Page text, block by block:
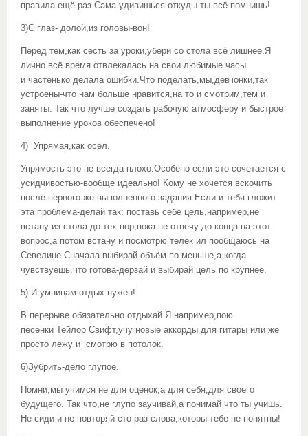
правила ещё раз.Сама удивишься откуды ты всё помнишь!
3)С глаз- долой,из головы-вон!
Перед тем,как сесть за уроки,убери со стола всё лишнее.Я
лично всё время отвлекалась на свои любимые часы
и частенько делала ошибки.Что поделать,мы,девчонки,так
устроены-что нам больше нравится,на то и смотрим,тем и
заняты. Так что лучше создать рабочую атмосферу и быстрое
выполнение уроков обеспечено!
4) Упрямая,как осёл.
Упрямость-это не всегда плохо.Особено если это сочетается с
усидчивостью-вообще идеально! Кому не хочется вскочить
после первого же выполненного задания.Если и тебя гложит
эта проблема-делай так: поставь себе цель,например,не
встану из стола до тех пор,пока не отвечу до конца на этот
вопрос,а потом встану и посмотрю телек ил пообщаюсь на
Севелине.Сначала выбирай объём по меньше,а когда
чувствуешь,что готова-дерзай и выбирай цель по крупнее.
5) И умницам отдых нужен!
В перерыве обязательно отдыхай.Я например,пою
песенки Тейлор Свифт,учу новые аккорды для гитары или же
просто лежу и смотрю в потолок.
6)Зубрить-дело глупое.
Помни,мы учимся не для оценок,а для себя,для своего
будущего. Так что,не глупо заучивай,а понимай что ты учишь.
Не сиди и не повторяй сто раз слова,которы тебе не понятны!